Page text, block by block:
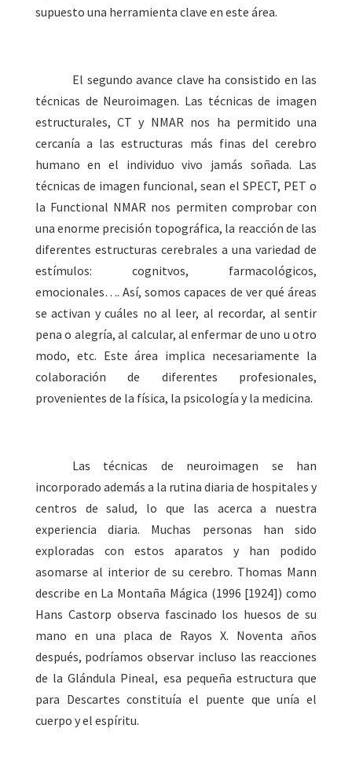
supuesto una herramienta clave en este área.
El segundo avance clave ha consistido en las
técnicas de Neuroimagen. Las técnicas de imagen
estructurales, CT y NMAR nos ha permitido una
cercanía a las estructuras más finas del cerebro
humano en el individuo vivo jamás soñada. Las
técnicas de imagen funcional, sean el SPECT, PET o
la Functional NMAR nos permiten comprobar con
una enorme precisión topográfica, la reacción de las
diferentes estructuras cerebrales a una variedad de
estímulos: cognitvos, farmacológicos,
emocionales…. Así, somos capaces de ver qué áreas
se activan y cuáles no al leer, al recordar, al sentir
pena o alegría, al calcular, al enfermar de uno u otro
modo, etc. Este área implica necesariamente la
colaboración de diferentes profesionales,
provenientes de la física, la psicología y la medicina.
Las técnicas de neuroimagen se han
incorporado además a la rutina diaria de hospitales y
centros de salud, lo que las acerca a nuestra
experiencia diaria. Muchas personas han sido
exploradas con estos aparatos y han podido
asomarse al interior de su cerebro. Thomas Mann
describe en La Montaña Mágica (1996 [1924]) como
Hans Castorp observa fascinado los huesos de su
mano en una placa de Rayos X. Noventa años
después, podríamos observar incluso las reacciones
de la Glándula Pineal, esa pequeña estructura que
para Descartes constituía el puente que unía el
cuerpo y el espíritu.